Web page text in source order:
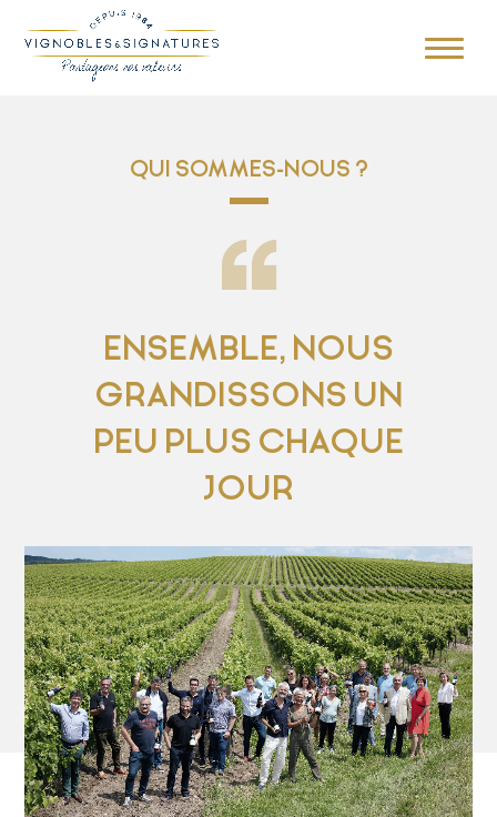
QUI SOMMES-NOUS ?
ENSEMBLE, NOUS
GRANDISSONS UN
PEU PLUS CHAQUE
JOUR